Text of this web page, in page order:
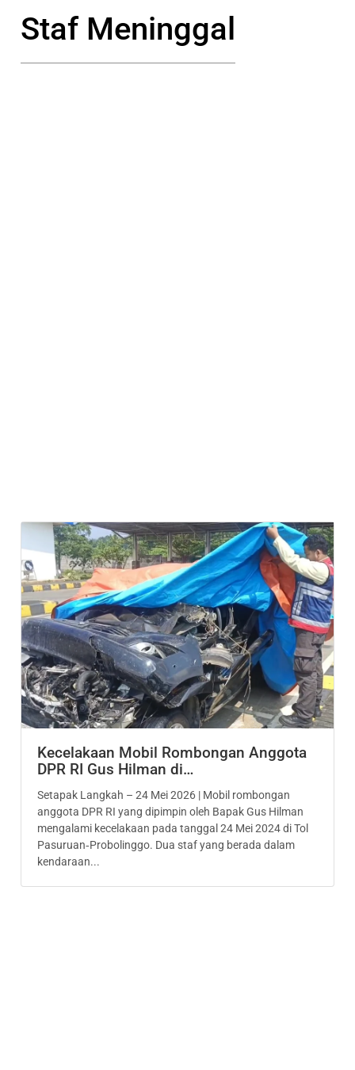
Staf Meninggal
Kecelakaan Mobil Rombongan Anggota
DPR RI Gus Hilman di…
Setapak Langkah – 24 Mei 2026 | Mobil rombongan
anggota DPR RI yang dipimpin oleh Bapak Gus Hilman
mengalami kecelakaan pada tanggal 24 Mei 2024 di Tol
Pasuruan‑Probolinggo. Dua staf yang berada dalam
kendaraan...